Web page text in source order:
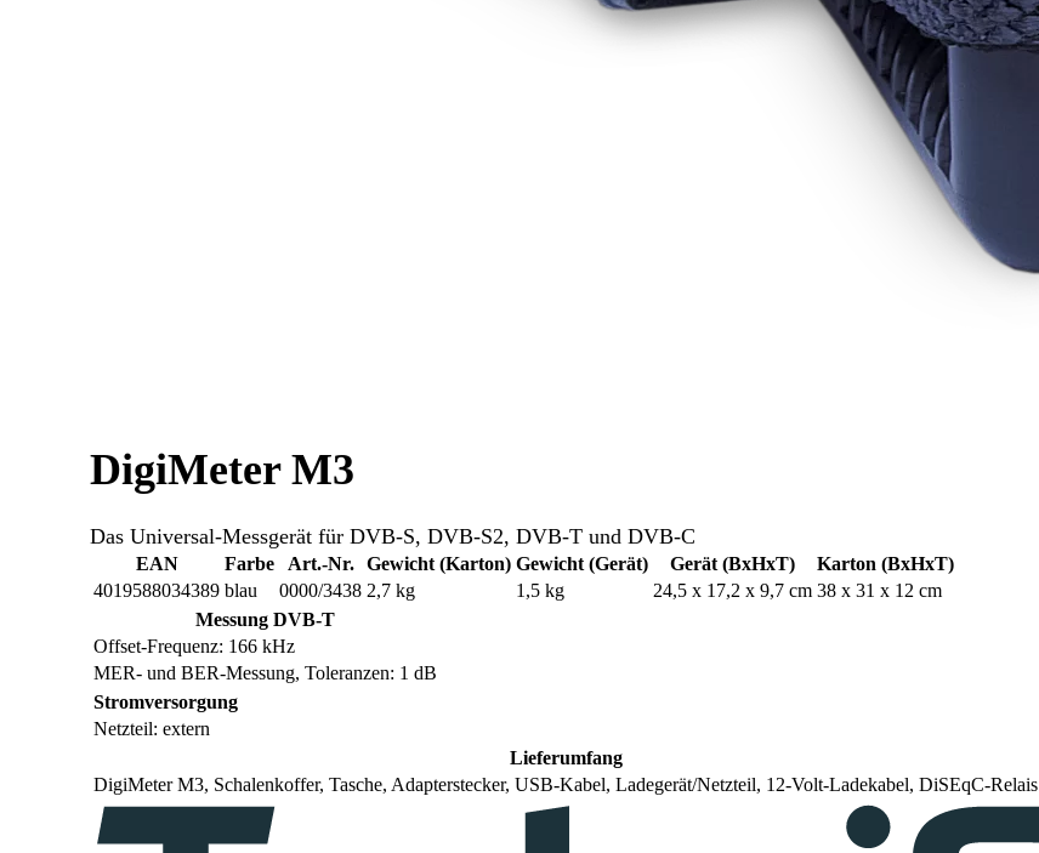
DigiMeter M3
Das Universal-Messgerät für DVB-S, DVB-S2, DVB-T und DVB-C
EAN Farbe Art.-Nr. Gewicht (Karton) Gewicht (Gerät) Gerät (BxHxT)
Karton (BxHxT)
4019588034389 blau 0000/3438 2,7 kg 1,5 kg 24,5 x 17,2 x 9,7 cm 38 x 31 x 12 cm
Messung DVB-T
Offset-Frequenz: 166 kHz
MER- und BER-Messung, Toleranzen: 1 dB
Stromversorgung
Netzteil: extern
Lieferumfang
DigiMeter M3, Schalenkoffer, Tasche, Adapterstecker, USB-Kabel, Ladegerät/Netzteil, 12-Volt-Ladekabel, DiSEqC-Relais